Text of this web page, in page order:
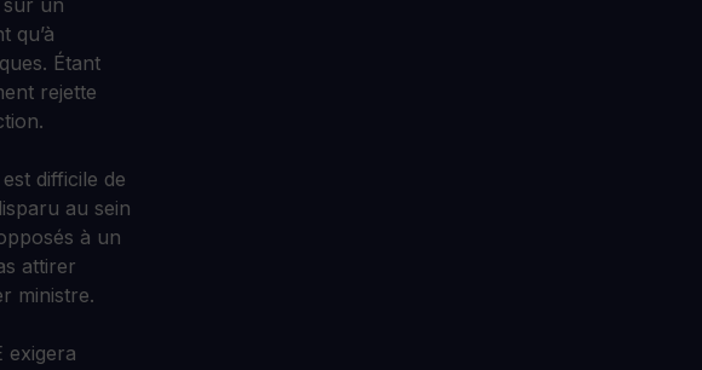
qu’à
Étant
rejette
difficile de
au sein
à un
attirer
ministre.
exigera